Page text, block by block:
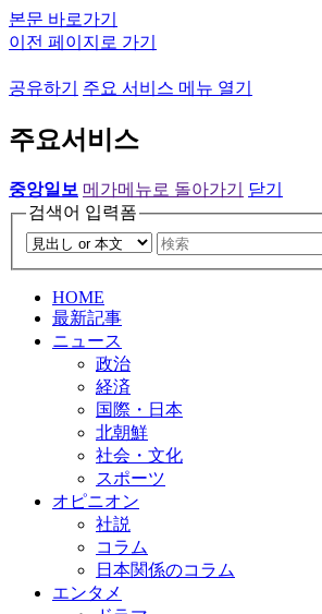
본문 바로가기
이전 페이지로 가기
공유하기 주요 서비스 메뉴 열기
주요서비스
중앙일보 메가메뉴로 돌아가기
닫기
검색어 입력폼
HOME
最新記事
ニュース
政治
経済
国際・日本
北朝鮮
社会・文化
スポーツ
オピニオン
社説
コラム
日本関係のコラム
エンタメ